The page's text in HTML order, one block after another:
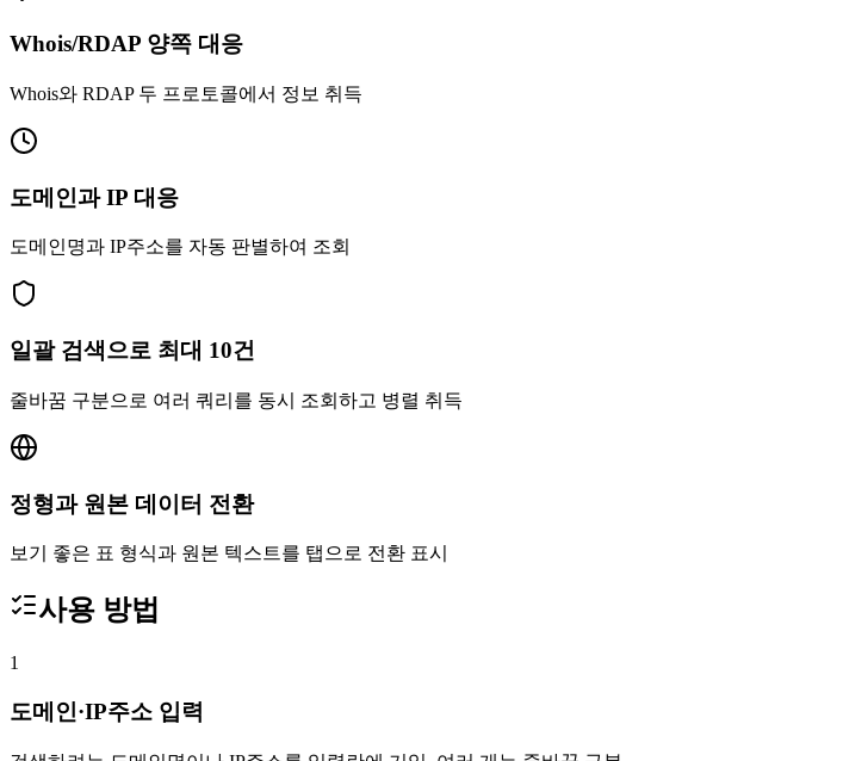
Whois/RDAP 양쪽 대응
Whois와 RDAP 두 프로토콜에서 정보 취득
도메인과 IP 대응
도메인명과 IP주소를 자동 판별하여 조회
일괄 검색으로 최대 10건
줄바꿈 구분으로 여러 쿼리를 동시 조회하고 병렬 취득
정형과 원본 데이터 전환
보기 좋은 표 형식과 원본 텍스트를 탭으로 전환 표시
사용 방법
1
도메인·IP주소 입력